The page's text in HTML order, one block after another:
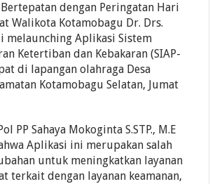
Bertepatan dengan Peringatan Hari
Walikota Kotamobagu Dr. Drs.
melaunching Aplikasi Sistem
Ketertiban dan Kebakaran (SIAP-
di lapangan olahraga Desa
Kotamobagu Selatan, Jumat
PP Sahaya Mokoginta S.STP., M.E
Aplikasi ini merupakan salah
untuk meningkatkan layanan
terkait dengan layanan keamanan,